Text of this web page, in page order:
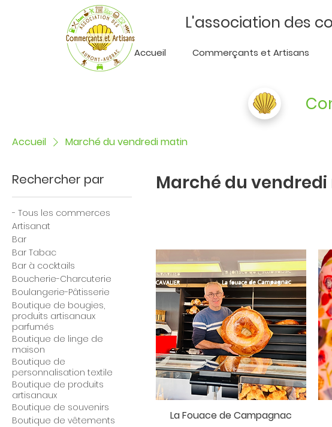
L'association des
Accueil Commerçants et Artisans
Accueil Marché du vendredi matin
Rechercher par
- Tous les commerces
Artisanat
Bar
Bar Tabac
Bar à cocktails
Boucherie-Charcuterie
Boulangerie-Pâtisserie
Boutique de bougies,
produits artisanaux
parfumés
Boutique de linge de
maison
Boutique de
personnalisation textile
Boutique de produits
artisanaux
Boutique de souvenirs
Boutique de vêtements
Marché du
La Fouace de Campagnac